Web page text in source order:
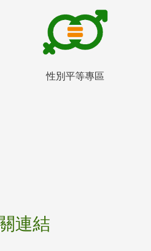
性別平等專區
連結